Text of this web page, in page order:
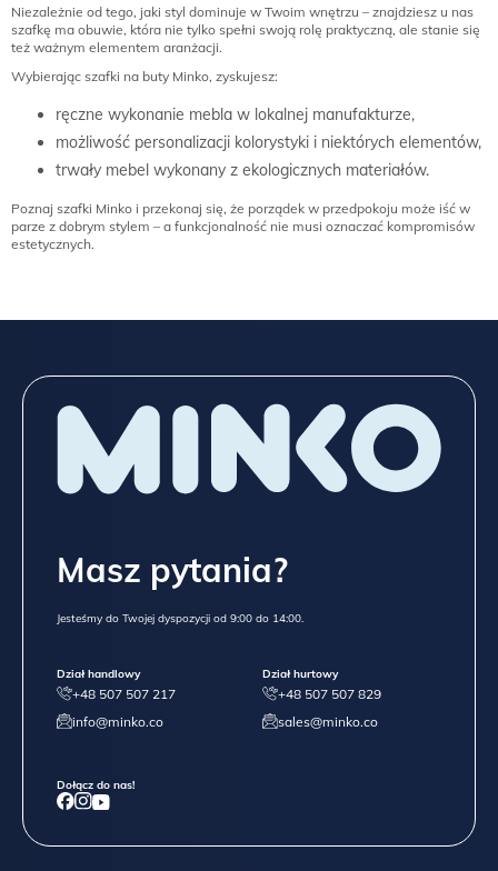
Niezależnie od tego, jaki styl dominuje w Twoim wnętrzu – znajdziesz u nas
szafkę ma obuwie, która nie tylko spełni swoją rolę praktyczną, ale stanie się
też ważnym elementem aranżacji.
Wybierając szafki na buty Minko, zyskujesz:
ręczne wykonanie mebla w lokalnej manufakturze,
możliwość personalizacji kolorystyki i niektórych elementów,
trwały mebel wykonany z ekologicznych materiałów.
Poznaj szafki Minko i przekonaj się, że porządek w przedpokoju może iść w
parze z dobrym stylem – a funkcjonalność nie musi oznaczać kompromisów
estetycznych.
Masz pytania?
Jesteśmy do Twojej dyspozycji od 9:00 do 14:00.
Dział handlowy
+48 507 507 217
info@minko.co
Dział hurtowy
+48 507 507 829
sales@minko.co
Dołącz do nas!